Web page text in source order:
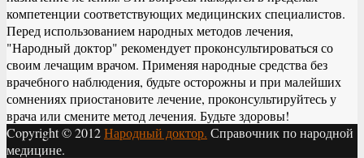
компетенции соответствующих медицинских специалистов.
Перед использованием народных методов лечения,
"Народный доктор" рекомендует проконсультироваться со
своим лечащим врачом. Применяя народные средства без
врачебного наблюдения, будьте осторожны и при малейших
сомнениях приостановите лечение, проконсультируйтесь у
врача или смените метод лечения. Будьте здоровы!
Copyright © 2012Народный доктор. Справочник по народной
медицине.